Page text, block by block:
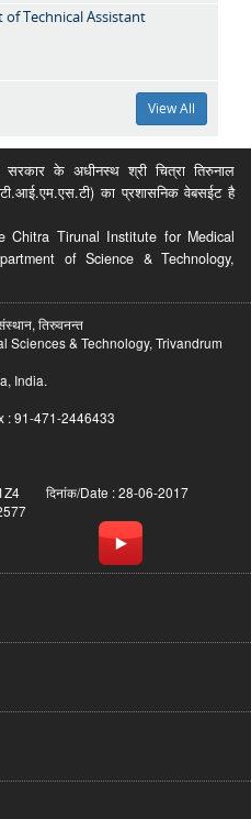
Technical Assistant
View All
सरकार के अधीनस्थ श्री चित्रा तिरुनाल
का प्रशासनिक वेबसईट है
Tirunal Institute for Medical
of Science & Technology,
संस्थान, तिरुवनन्त
Sciences & Technology, Trivandrum
India.
: 91-471-2446433
दिनांक/Date : 28-06-2017